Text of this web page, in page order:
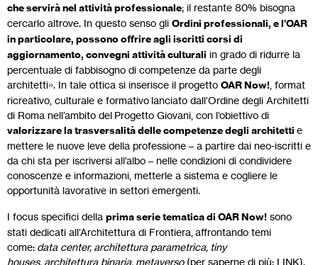
che servirà nel attività professionale; il restante 80% bisogna
cercarlo altrove. In questo senso gli Ordini professionali, e l’OAR
in particolare, possono offrire agli iscritti corsi di
aggiornamento, convegni attività culturali in grado di ridurre la
percentuale di fabbisogno di competenze da parte degli
architetti». In tale ottica si inserisce il progetto OAR Now! , format
ricreativo, culturale e formativo lanciato dall’Ordine degli Architetti
di Roma nell’ambito del Progetto Giovani, con l’obiettivo di
valorizzare la trasversalità delle competenze degli architetti e
mettere le nuove leve della professione – a partire dai neo-iscritti e
da chi sta per iscriversi all’albo – nelle condizioni di condividere
conoscenze e informazioni, metterle a sistema e cogliere le
opportunità lavorative in settori emergenti.
I focus specifici della prima serie tematica di OAR Now! sono
stati dedicati all’Architettura di Frontiera, affrontando temi
come: data center, architettura parametrica, tiny
houses, architettura binaria, metaverso(per saperne di più: LINK).